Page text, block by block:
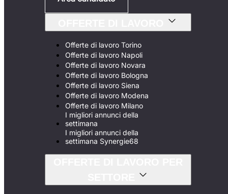
Offerte di lavoro Torino
Offerte di lavoro Napoli
Offerte di lavoro Novara
Offerte di lavoro Bologna
Offerte di lavoro Siena
Offerte di lavoro Modena
Offerte di lavoro Milano
I migliori annunci della
settimana
I migliori annunci della
settimana Synergie68